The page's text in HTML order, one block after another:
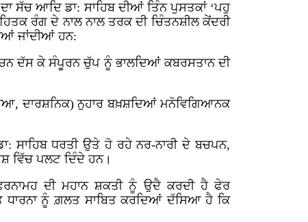
ਸੱਚ ਆਦਿ ਡਾ: ਸਾਹਿਬ ਦੀਆਂ ਤਿੰਨ ਪੁਸਤਕਾਂ ‘ਪਹੁ
ਰੰਗ ਦੇ ਨਾਲ ਨਾਲ ਤਰਕ ਦੀ ਚਿੰਤਨਸ਼ੀਲ ਕੇਂਦਰੀ
ਜਾਂਦੀਆਂ ਹਨ:
ਦੱਸ ਕੇ ਸੰਪੂਰਨ ਚੁੱਪ ਨੂੰ ਭਾਲਦਿਆਂ ਕਬਰਸਤਾਨ ਦੀ
ਦਾਰਸ਼ਨਿਕ) ਨੁਹਾਰ ਬਖ਼ਸ਼ਦਿਆਂ ਮਨੋਵਿਗਿਆਨਕ
ਸਾਹਿਬ ਧਰਤੀ ਉਤੇ ਹੋ ਰਹੇ ਨਰ-ਨਾਰੀ ਦੇ ਬਚਪਨ,
ਵਿੱਚ ਪਲਟ ਦਿੰਦੇ ਹਨ।
ਦੀ ਮਹਾਨ ਸ਼ਕਤੀ ਨੂੰ ਉਦੈ ਕਰਦੀ ਹੈ ਫੇਰ
ਧਾਰਨਾ ਨੂੰ ਗ਼ਲਤ ਸਾਬਿਤ ਕਰਦਿਆਂ ਦੱਸਿਆ ਹੈ ਕਿ